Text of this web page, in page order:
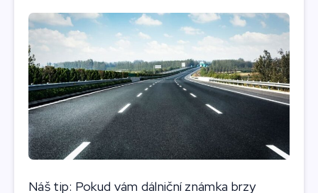
Náš tip: Pokud vám dálniční známka brzy